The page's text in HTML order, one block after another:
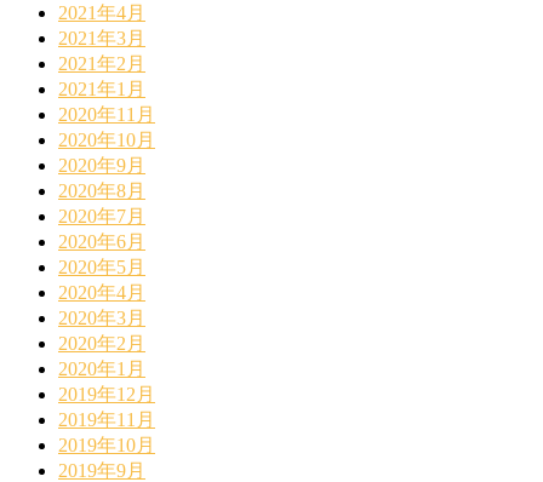
2021年4月
2021年3月
2021年2月
2021年1月
2020年11月
2020年10月
2020年9月
2020年8月
2020年7月
2020年6月
2020年5月
2020年4月
2020年3月
2020年2月
2020年1月
2019年12月
2019年11月
2019年10月
2019年9月